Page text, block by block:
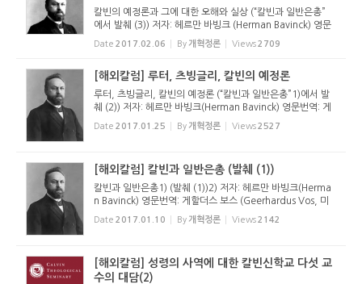
칼빈의 예정론과 그에 대한 오해와 실상 (“칼빈과 일반은총”
에서 발췌 (3)) 저자: 헤르만 바빙크 (Herman Bavinck) 영문
번역: 게할더스 보스 (Geerhardus Vos, 미국 구 프린스턴 신
학교 성경신학 교수) 한글번역: 태동열 (미국 칼빈 신학교 조
Date 2017.02.06 By 개혁정론 Views2709
[해외칼럼] 루터, 츠빙글리, 칼빈의 예정론
루터, 츠빙글리, 칼빈의 예정론 (“칼빈과 일반은총”1)에서 발
췌 (2)) 저자: 헤르만 바빙크(Herman Bavinck) 영문번역: 게
할더스 보스 (Geerhardus Vos, 미국 구 프린스턴 신학교 성
경신학 교수) 한글번역: 태동열 (미국 칼빈 신학교 조직신학
Date 2017.01.25 By 개혁정론 Views2527
[해외칼럼] 칼빈과 일반은총 (발췌 (1))
칼빈과 일반은총1) (발췌 (1))2) 저자: 헤르만 바빙크(Herma
n Bavinck) 영문번역: 게할더스 보스 (Geerhardus Vos, 미
국 구 프린스턴 신학교 성경신학 교수) 한글번역: 태동열 (미국
칼빈 신학교 조직신학 박사과정 중) 비록 로마 가톨릭교회는
Date 2017.01.10 By 개혁정론 Views2142
[해외칼럼] 성령의 사역에 대한 칼빈신학교 다섯 교
수의 대담(2)